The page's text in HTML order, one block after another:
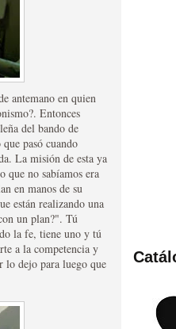
antemano en quien
Entonces
del bando de
pasó cuando
La misión de esta ya
que no sabíamos era
en manos de su
están realizando una
un plan?". Tú
la fe, tiene uno y tú
a la competencia y
lo dejo para luego que